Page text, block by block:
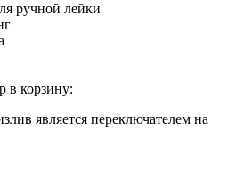
ручной лейки
в корзину:
является переключателем на